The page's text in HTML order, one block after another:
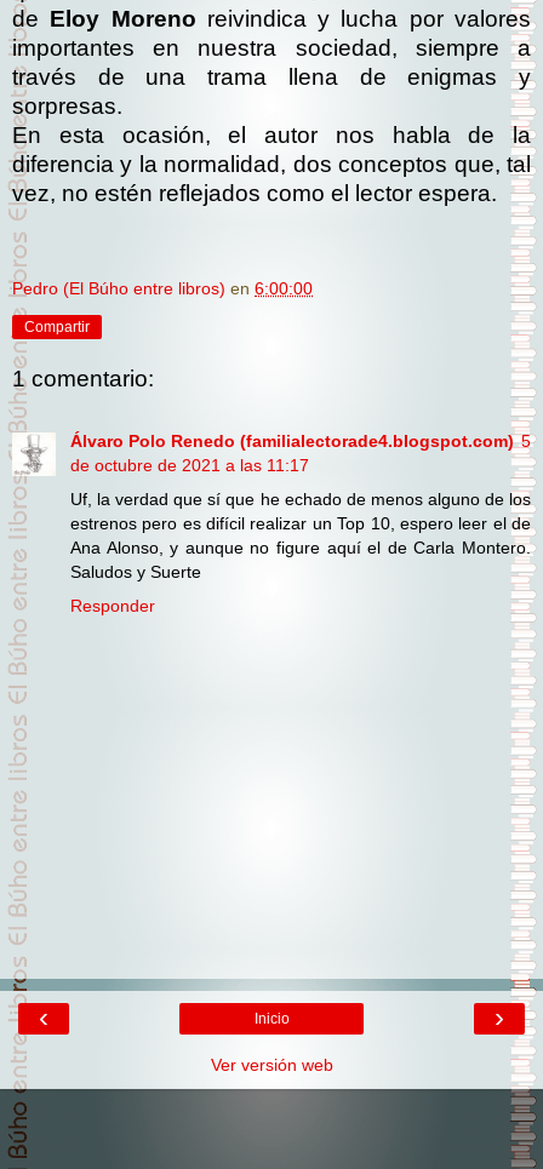
de Eloy Moreno reivindica y lucha por valores
importantes en nuestra sociedad, siempre a
través de una trama llena de enigmas y
sorpresas.
En esta ocasión, el autor nos habla de la
diferencia y la normalidad, dos conceptos que, tal
vez, no estén reflejados como el lector espera.
Pedro (El Búho entre libros) en 6:00:00
Compartir
1 comentario:
Álvaro Polo Renedo (familialectorade4.blogspot.com) 5
de octubre de 2021 a las 11:17
Uf, la verdad que sí que he echado de menos alguno de los
estrenos pero es difícil realizar un Top 10, espero leer el de
Ana Alonso, y aunque no figure aquí el de Carla Montero.
Saludos y Suerte
Responder
‹ ›
Inicio
Ver versión web